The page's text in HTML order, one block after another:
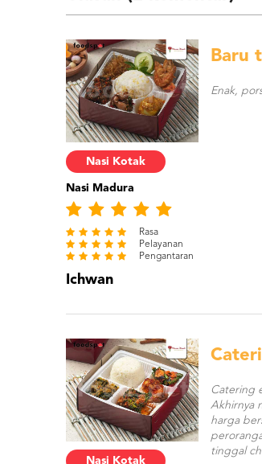
Nasi Kotak
Nasi Madura
Rasa
Pelayanan
Pengantaran
Ichwan
Baru
Enak,
Nasi Kotak
Catering
Akhirnya
harga
tinggal